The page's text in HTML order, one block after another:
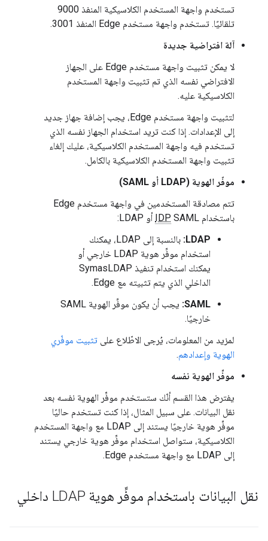
تستخدم واجهة المستخدم الكلاسيكية المنفذ 9000
تلقائيًا. تستخدم واجهة مستخدم Edge المنفذ 3001.
آلة افتراضية جديدة
لا يمكن تثبيت واجهة مستخدم Edge على الجهاز
الافتراضي نفسه الذي تم تثبيت واجهة المستخدم
الكلاسيكية عليه.
لتثبيت واجهة مستخدم Edge، يجب إضافة جهاز جديد
إلى الإعدادات. إذا كنت تريد استخدام الجهاز نفسه الذي
تستخدم فيه واجهة المستخدم الكلاسيكية، عليك إلغاء
تثبيت واجهة المستخدم الكلاسيكية بالكامل.
موفّر الهوية (LDAP أو SAML)
تتم مصادقة المستخدمين في واجهة مستخدم Edge
باستخدام
IDP SAML أو LDAP:
LDAP:
بالنسبة إلى LDAP، يمكنك
استخدام موفِّر هوية LDAP خارجي أو
يمكنك استخدام تنفيذ SymasLDAP
الداخلي الذي يتم تثبيته مع Edge.
SAML:
يجب أن يكون موفِّر الهوية SAML
خارجيًا.
لمزيد من المعلومات، يُرجى الاطّلاع على تثبيت موفّري
الهوية وإعدادهم.
موفِّر الهوية نفسه
يفترض هذا القسم أنّك ستستخدم موفِّر الهوية نفسه بعد
نقل البيانات. على سبيل المثال، إذا كنت تستخدم حاليًا
موفِّر هوية خارجيًا يستند إلى LDAP مع واجهة المستخدم
الكلاسيكية، ستواصل استخدام موفِّر هوية خارجي يستند
إلى LDAP مع واجهة مستخدم Edge.
نقل البيانات باستخدام موفِّر هوية LDAP داخلي